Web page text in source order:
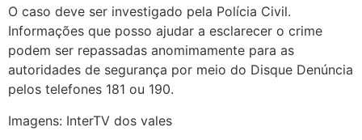
O caso deve ser investigado pela Polícia Civil.
Informações que posso ajudar a esclarecer o crime
podem ser repassadas anomimamente para as
autoridades de segurança por meio do Disque Denúncia
pelos telefones 181 ou 190.
Imagens: InterTV dos vales